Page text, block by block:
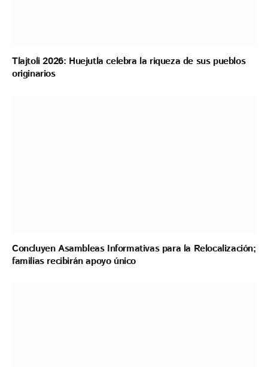
Tlajtoli 2026: Huejutla celebra la riqueza de sus pueblos
originarios
Concluyen Asambleas Informativas para la Relocalización;
familias recibirán apoyo único